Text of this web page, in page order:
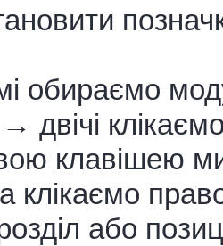
обираємо
двічі
клавішею
клікаємо
або